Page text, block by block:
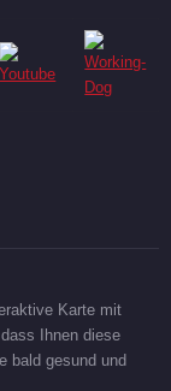
Karte mit
Ihnen diese
bald gesund und